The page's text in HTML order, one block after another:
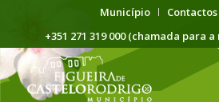
Município Contactos
+351 271 319 000 (chamada para